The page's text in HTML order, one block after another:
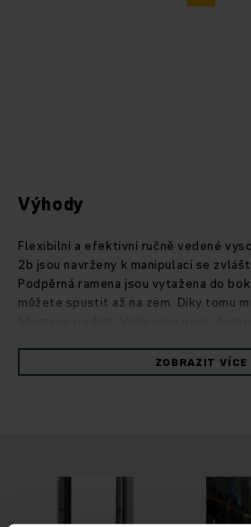
Výhody
Flexibilní a efektivní ručně vedené
2b jsou navrženy k manipulaci se
Podpěrná ramena jsou vytažena do
můžete spustit až na zem. Díky tomu
positionCONTROL zaručují bezpečnou
zboží: operationCONTROL spustí
Silným výkonem přesvědčí také
optimalizovanou hydraulikou –
ZOBRAZIT VÍCE